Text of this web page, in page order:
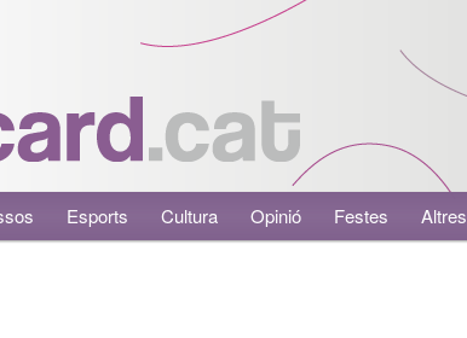
Esports Cultura Opinió Festes Altres